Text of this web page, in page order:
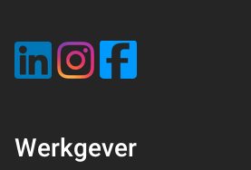
Werkgever